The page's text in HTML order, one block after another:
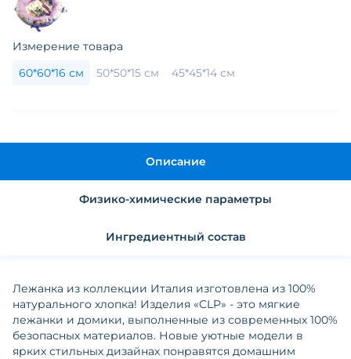
Измерение товара
60*60*16 см
50*50*15 см 45*45*14 см
Описание
Физико-химические параметры
Ингредиентный состав
Лежанка из коллекции Италия изготовлена из 100%
натурального хлопка! Изделия «CLP» - это мягкие
лежанки и домики, выполненные из современных 100%
безопасных материалов. Новые уютные модели в
ярких стильных дизайнах понравятся домашним